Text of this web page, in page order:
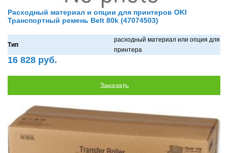
Расходный материал и опции для принтеров OKI
Транспортный ремень Belt 80k (47074503)
Тип
рaсходный мaтериaл или опция для
принтерa
16 828 руб.